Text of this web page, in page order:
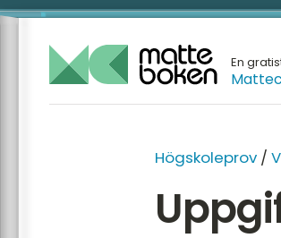
En
Högskoleprov /